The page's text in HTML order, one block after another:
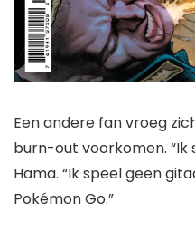
Een andere fan vroeg
burn-out voorkomen. “Ik
Hama. “Ik speel geen
Pokémon Go.”